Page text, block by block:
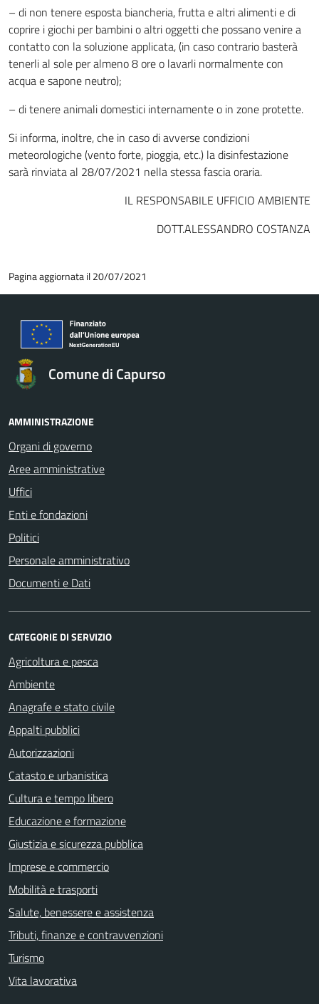
– di non tenere esposta biancheria, frutta e altri alimenti e di
coprire i giochi per bambini o altri oggetti che possano venire a
contatto con la soluzione applicata, (in caso contrario basterà
tenerli al sole per almeno 8 ore o lavarli normalmente con
acqua e sapone neutro);
– di tenere animali domestici internamente o in zone protette.
Si informa, inoltre, che in caso di avverse condizioni
meteorologiche (vento forte, pioggia, etc.) la disinfestazione
sarà rinviata al 28/07/2021 nella stessa fascia oraria.
IL RESPONSABILE UFFICIO AMBIENTE
DOTT.ALESSANDRO COSTANZA
Pagina aggiornata il 20/07/2021
Comune di Capurso
AMMINISTRAZIONE
Organi di governo
Aree amministrative
Uffici
Enti e fondazioni
Politici
Personale amministrativo
Documenti e Dati
CATEGORIE DI SERVIZIO
Agricoltura e pesca
Ambiente
Anagrafe e stato civile
Appalti pubblici
Autorizzazioni
Catasto e urbanistica
Cultura e tempo libero
Educazione e formazione
Giustizia e sicurezza pubblica
Imprese e commercio
Mobilità e trasporti
Salute, benessere e assistenza
Tributi, finanze e contravvenzioni
Turismo
Vita lavorativa